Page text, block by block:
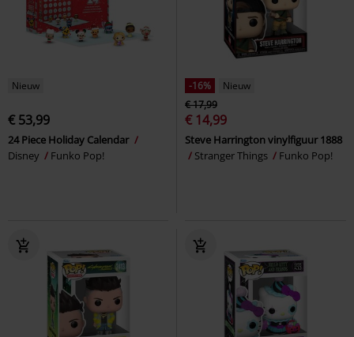
Nieuw
€ 53,99
24 Piece Holiday Calendar
Disney
Funko Pop!
-16%
Nieuw
€ 17,99
€ 14,99
Steve Harrington vinylfiguur 1888
Stranger Things
Funko Pop!